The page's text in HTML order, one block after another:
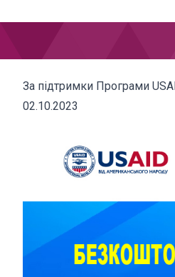
За підтримки Програми
02.10.2023